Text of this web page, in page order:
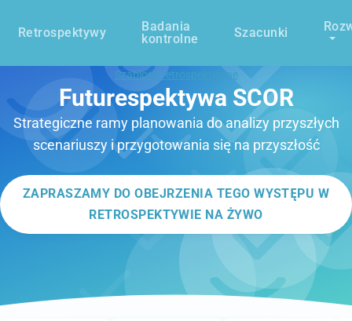
Retrospektywy
Badania
kontrolne
Szacunki
Szablony retrospektywne
Futurespektywa SCOR
Strategiczne ramy planowania do analizy przyszłych
scenariuszy i przygotowania się na przyszłość
ZAPRASZAMY DO OBEJRZENIA TEGO WYSTĘPU W
RETROSPEKTYWIE NA ŻYWO